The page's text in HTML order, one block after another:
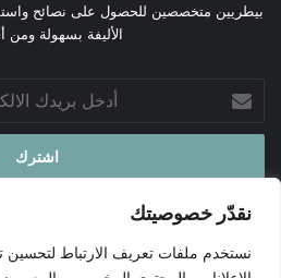
نقدّر خصوصيتك
نستخدم ملفات تعريف الارتباط لتحسين
بيطريين متخصصين للحصول على نصائح
الأليفة بسهولة ومن
أدخل
بريدك
الالكتروني
© حقوق النشر 2026، جميع الحقوق محفوظة |